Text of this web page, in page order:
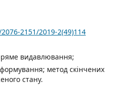
2151/2019-2(49)114
видавлювання;
метод скінчених
стану.